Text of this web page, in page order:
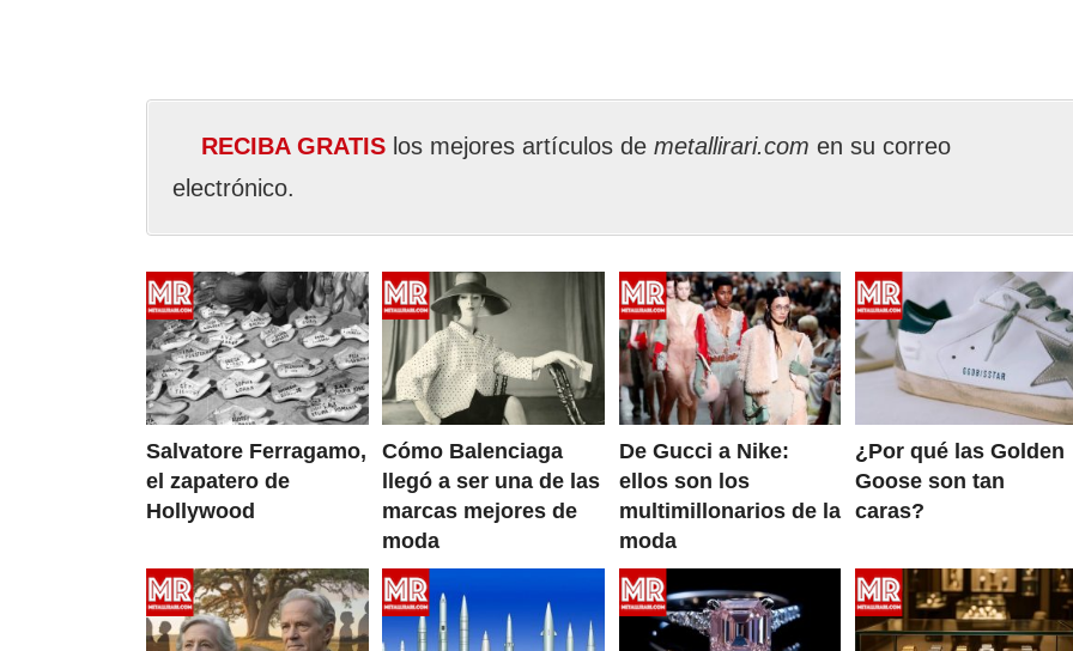
RECIBA GRATIS los mejores artículos de metallirari.com en su correo
electrónico.
Salvatore Ferragamo,
el zapatero de
Hollywood
Cómo Balenciaga
llegó a ser una de las
marcas mejores de
moda
De Gucci a Nike:
ellos son los
multimillonarios de la
moda
¿Por qué las Golden
Goose son tan
caras?